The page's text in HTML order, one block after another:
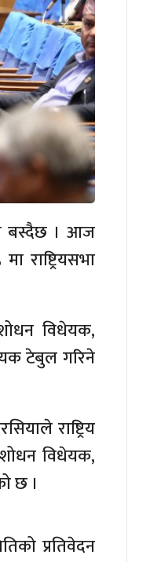
बस्दैछ । आज
विधेयक,
टेबुल गरिने
राष्ट्रिय
विधेयक,
छ ।
प्रतिवेदन